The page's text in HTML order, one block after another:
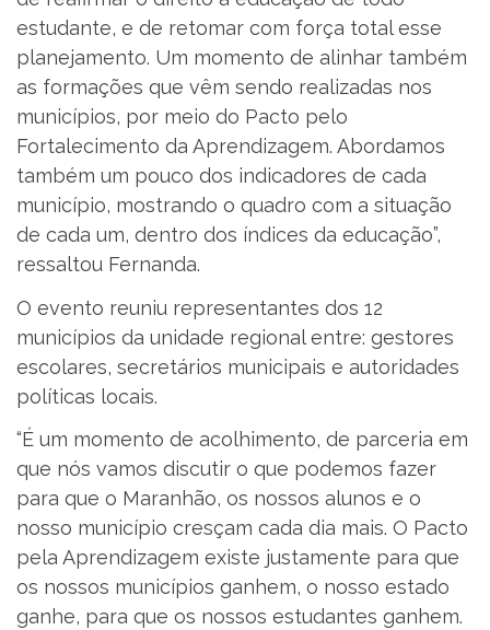
estudante, e de retomar com força total esse
planejamento. Um momento de alinhar também
as formações que vêm sendo realizadas nos
municípios, por meio do Pacto pelo
Fortalecimento da Aprendizagem. Abordamos
também um pouco dos indicadores de cada
município, mostrando o quadro com a situação
de cada um, dentro dos índices da educação”,
ressaltou Fernanda.
O evento reuniu representantes dos 12
municípios da unidade regional entre: gestores
escolares, secretários municipais e autoridades
políticas locais.
“É um momento de acolhimento, de parceria em
que nós vamos discutir o que podemos fazer
para que o Maranhão, os nossos alunos e o
nosso município cresçam cada dia mais. O Pacto
pela Aprendizagem existe justamente para que
os nossos municípios ganhem, o nosso estado
ganhe, para que os nossos estudantes ganhem.